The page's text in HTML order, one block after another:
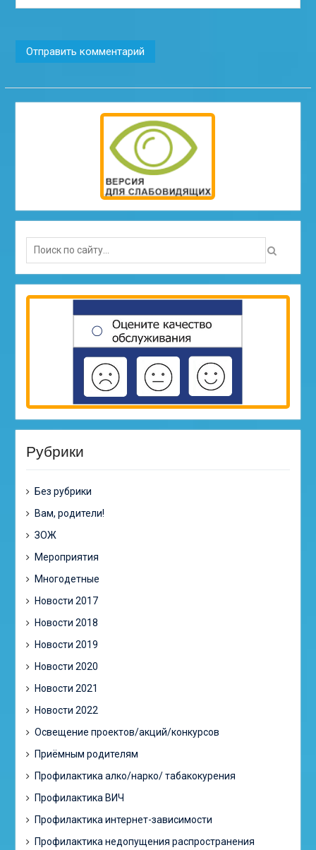
Search
for:
Рубрики
Без рубрики
Вам, родители!
ЗОЖ
Мероприятия
Многодетные
Новости 2017
Новости 2018
Новости 2019
Новости 2020
Новости 2021
Новости 2022
Освещение проектов/акций/конкурсов
Приёмным родителям
Профилактика алко/нарко/ табакокурения
Профилактика ВИЧ
Профилактика интернет-зависимости
Профилактика недопущения распространения